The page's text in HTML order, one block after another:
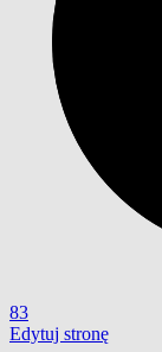
83
Edytuj stronę